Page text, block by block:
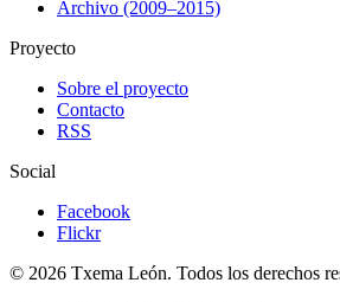
Archivo (2009–2015)
Proyecto
Sobre el proyecto
Contacto
RSS
Social
Facebook
Flickr
© 2026 Txema León. Todos los derechos